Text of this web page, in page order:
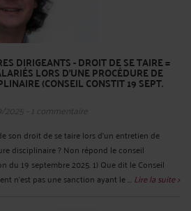
DIRIGEANTS - DROIT DE SE TAIRE =
LORS D’UNE PROCÉDURE DE
(CONSEIL CONSTIT 19 SEPT.
- 1 commentaire
son droit de se taire lors d’un entretien de
disciplinaire ? Non répond le conseil
du 19 septembre 2025. 1) Que dit le Conseil
n’est pas une sanction ayant le ... Lire la suite >